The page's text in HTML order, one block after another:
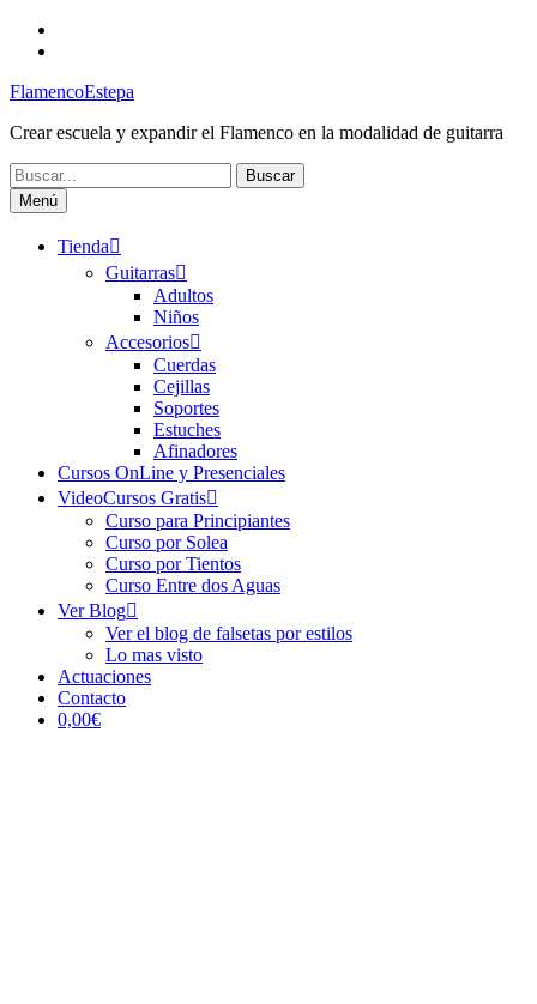
Saltar
FlamencoEstepa
Crear escuela y expandir el Flamenco en la modalidad de guitarra
Buscar:
Menú
Tienda
Guitarras
Adultos
Niños
Accesorios
Cuerdas
Cejillas
Soportes
Estuches
Afinadores
Cursos OnLine y Presenciales
VideoCursos Gratis
Curso para Principiantes
Curso por Solea
Curso por Tientos
Curso Entre dos Aguas
Ver Blog
Ver el blog de falsetas por estilos
Lo mas visto
Actuaciones
Contacto
0,00€